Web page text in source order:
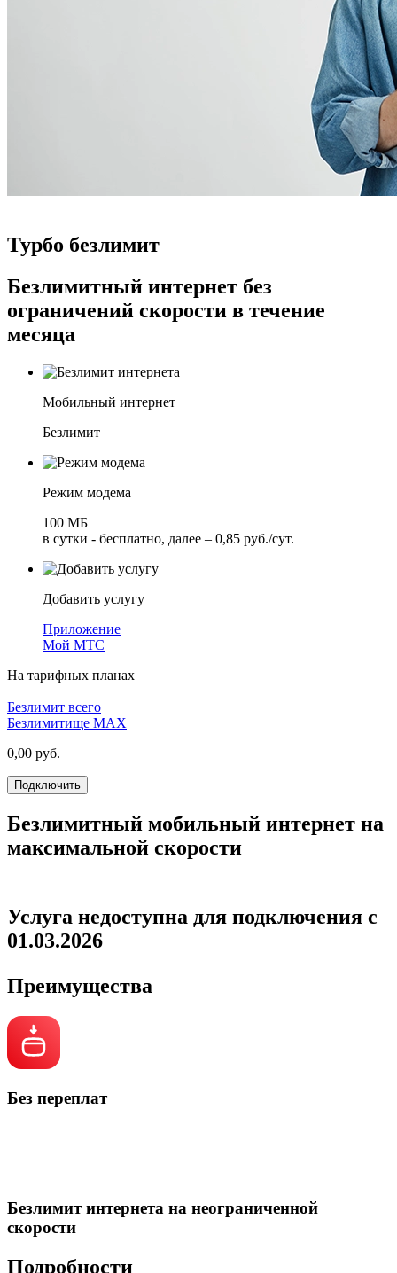
Турбо безлимит
Безлимитный интернет без
ограничений скорости в течение
месяца
Мобильный интернет
Безлимит
Режим модема
100 МБ
в сутки - бесплатно, далее – 0,85 руб./сут.
Добавить услугу
Приложение
Мой МТС
На тарифных планах
Безлимит всего
Безлимитище MAX
0,00 руб.
Подключить
Безлимитный мобильный интернет на
максимальной скорости
Услуга недоступна для подключения с
01.03.2026
Преимущества
Без переплат
Безлимит интернета на неограниченной
скорости
Подробности